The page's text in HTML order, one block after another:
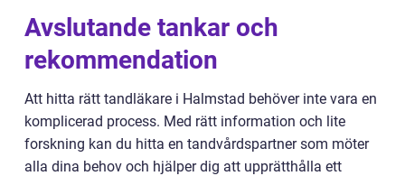
Avslutande tankar och
rekommendation
Att hitta rätt tandläkare i Halmstad behöver inte vara en
komplicerad process. Med rätt information och lite
forskning kan du hitta en tandvårdspartner som möter
alla dina behov och hjälper dig att upprätthålla ett